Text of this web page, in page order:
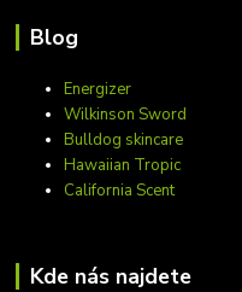
Blog
Energizer
Wilkinson Sword
Bulldog skincare
Hawaiian Tropic
California Scent
Kde nás najdete